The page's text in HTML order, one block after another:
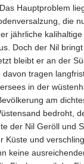
Hauptproblem
die
jährliche
Doch der Nil
bleibt er an der
davon tragen
in der
am
bedroht,
der Nil Geröll und
Küste und
keine